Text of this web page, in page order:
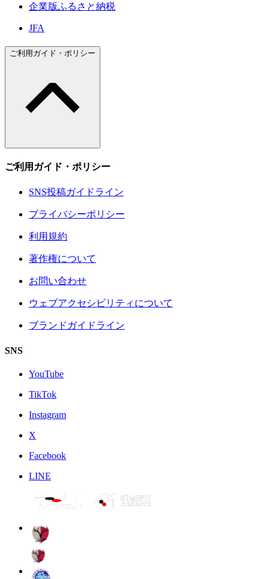
企業版ふるさと納税
JFA
ご利用ガイド・ポリシー
ご利用ガイド・ポリシー
SNS投稿ガイドライン
プライバシーポリシー
利用規約
著作権について
お問い合わせ
ウェブアクセシビリティについて
ブランドガイドライン
SNS
YouTube
TikTok
Instagram
X
Facebook
LINE